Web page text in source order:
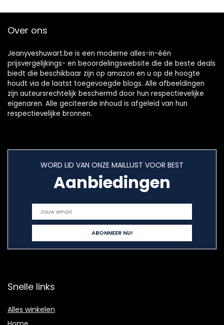
projector inclusief
Over ons
Jeanyveshuwart.be is een moderne alles-in-één
prijsvergelijkings- en beoordelingswebsite die de beste deals
biedt die beschikbaar zijn op amazon en u op de hoogte
houdt via de laatst toegevoegde blogs. Alle afbeeldingen
zijn auteursrechtelijk beschermd door hun respectievelijke
eigenaren. Alle geciteerde inhoud is afgeleid van hun
respectievelijke bronnen.
WORD LID VAN ONZE MAILLIJST VOOR BEST
Aanbiedingen
Snelle links
Alles winkelen